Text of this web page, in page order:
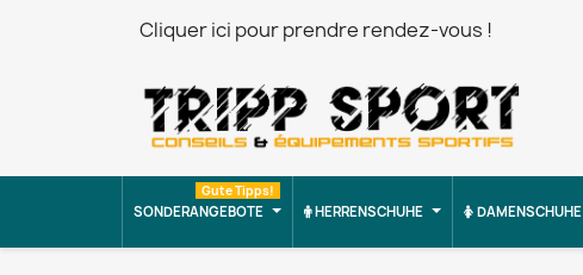
Cliquer ici pour prendre rendez-vous !
SONDERANGEBOTE
Gute Tipps!
HERRENSCHUHE DAMENSCHUHE